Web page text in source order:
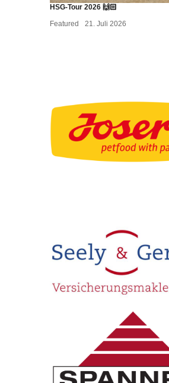
HSG-Tour 2026 🙌🏻
Featured
21. Juli 2026